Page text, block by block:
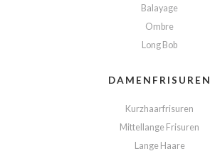
Balayage
Ombre
Long Bob
DAMENFRISUREN
Kurzhaarfrisuren
Mittellange Frisuren
Lange Haare